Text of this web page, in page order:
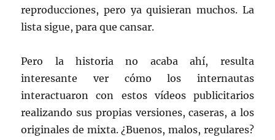
reproducciones, pero ya quisieran muchos. La
lista sigue, para que cansar.
Pero la historia no acaba ahí, resulta
interesante ver cómo los internautas
interactuaron con estos vídeos publicitarios
realizando sus propias versiones, caseras, a los
originales de mixta. ¿Buenos, malos, regulares?